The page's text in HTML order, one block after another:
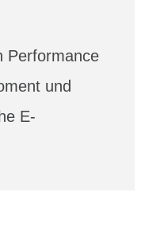
Performance
und
E-